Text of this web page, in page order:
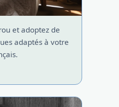
et adoptez de
adaptés à votre